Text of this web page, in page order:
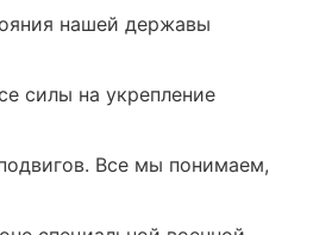
нашей державы
силы на укрепление
Все мы понимаем,